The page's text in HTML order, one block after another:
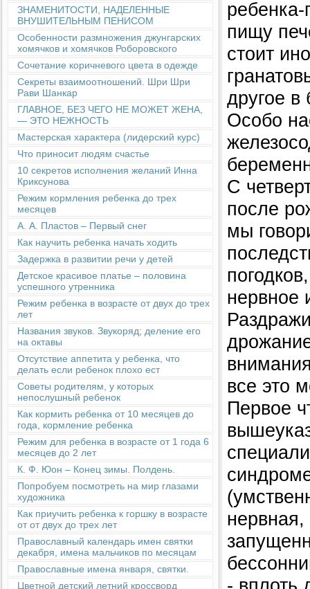
ЗНАМЕНИТОСТИ, НАДЕЛЕННЫЕ
ВНУШИТЕЛЬНЫМ ПЕНИСОМ
Особенности размножения джунгарских
хомячков и хомячков Роборовского
Сочетание коричневого цвета в одежде
Секреты взаимоотношений. Шри Шри
Рави Шанкар
ГЛАВНОЕ, БЕЗ ЧЕГО НЕ МОЖЕТ ЖЕНА,
— ЭТО НЕЖНОСТЬ
Мастерская характера (лидерский курс)
Что приносит людям счастье
10 секретов исполнения желаний Инна
Криксунова
Режим кормления ребенка до трех
месяцев
А. А. Пластов – Первый снег
Как научить ребенка начать ходить
Задержка в развитии речи у детей
Детское красивое платье – половина
успешного утренника
Режим ребенка в возрасте от двух до трех
лет
Названия звуков. Звукоряд; деление его
на октавы
Отсутствие аппетита у ребенка, что
делать если ребенок плохо ест
Советы родителям, у которых
непослушный ребенок
Как кормить ребенка от 10 месяцев до
года, кормление ребенка
Режим для ребенка в возрасте от 1 года 6
месяцев до 2 лет
К. Ф. Юон – Конец зимы. Полдень.
Попробуем посмотреть на мир глазами
художника
Как приучить ребенка к горшку в возрасте
от от двух до трех лет
Православный календарь имен святки
декабря, имена мальчиков по месяцам
Православные имена января, святки.
Цветной детский летний кроссворд
ребенка-
пищу
стоит
другое в
Особо
С
после
мы
нервное
все это
Первое